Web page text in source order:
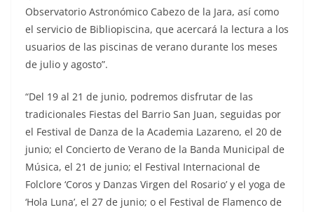
Observatorio Astronómico Cabezo de la Jara, así como
el servicio de Bibliopiscina, que acercará la lectura a los
usuarios de las piscinas de verano durante los meses
de julio y agosto”.
“Del 19 al 21 de junio, podremos disfrutar de las
tradicionales Fiestas del Barrio San Juan, seguidas por
el Festival de Danza de la Academia Lazareno, el 20 de
junio; el Concierto de Verano de la Banda Municipal de
Música, el 21 de junio; el Festival Internacional de
Folclore ‘Coros y Danzas Virgen del Rosario’ y el yoga de
‘Hola Luna’, el 27 de junio; o el Festival de Flamenco de